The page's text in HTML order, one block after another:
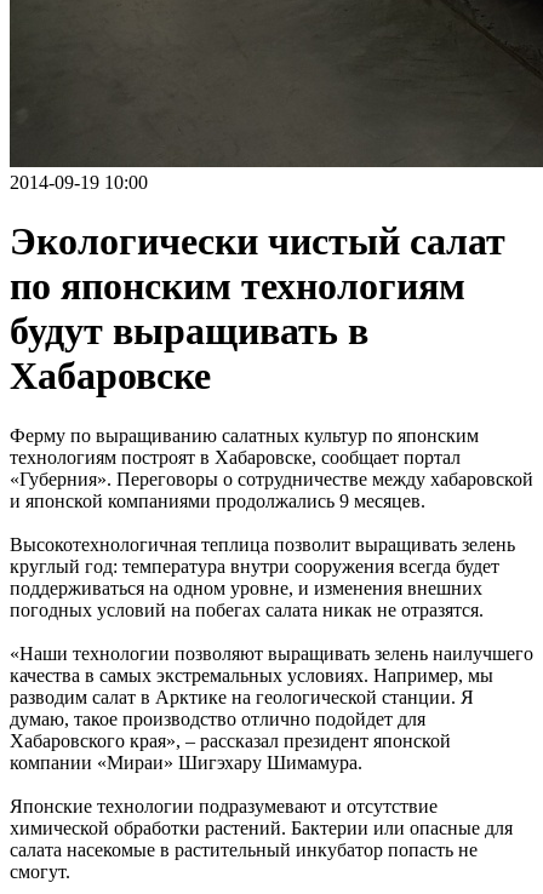
2014-09-19 10:00
Экологически чистый салат
по японским технологиям
будут выращивать в
Хабаровске
Ферму по выращиванию салатных культур по японским
технологиям построят в Хабаровске, сообщает портал
«Губерния». Переговоры о сотрудничестве между хабаровской
и японской компаниями продолжались 9 месяцев.
Высокотехнологичная теплица позволит выращивать зелень
круглый год: температура внутри сооружения всегда будет
поддерживаться на одном уровне, и изменения внешних
погодных условий на побегах салата никак не отразятся.
«Наши технологии позволяют выращивать зелень наилучшего
качества в самых экстремальных условиях. Например, мы
разводим салат в Арктике на геологической станции. Я
думаю, такое производство отлично подойдет для
Хабаровского края», – рассказал президент японской
компании «Мираи» Шигэхару Шимамура.
Японские технологии подразумевают и отсутствие
химической обработки растений. Бактерии или опасные для
салата насекомые в растительный инкубатор попасть не
смогут.